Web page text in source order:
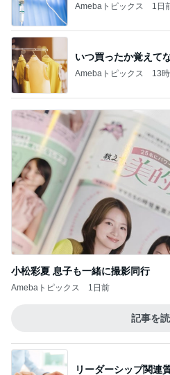
Amebaトピックス 1日
いつ買ったか覚えて
Amebaトピックス 13
小松彩夏 息子も一緒に撮影同行
Amebaトピックス 1日前
記事を
リーダーシップ関連